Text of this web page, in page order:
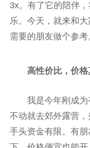
3x。有了它的陪伴
乐。今天，就来和
需要的朋友做个参考
高性价比，价
我是今年刚成
不动就去郊外露营，
手头资金有限。有